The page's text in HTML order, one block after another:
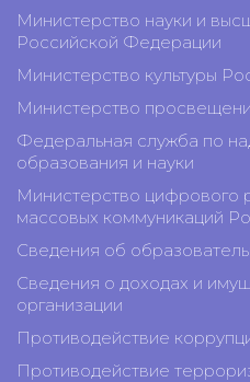
Министерство науки и
Российской Федерации
Министерство культуры
Министерство
Федеральная служба по
образования и науки
Министерство цифрового
массовых коммуникаций
Сведения об
Сведения о доходах и
организации
Противодействие
Противодействие